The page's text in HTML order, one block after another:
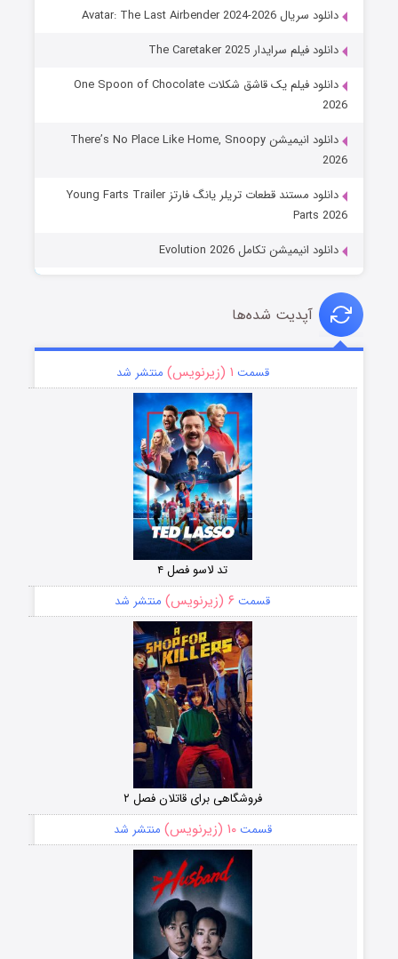
دانلود سریال Avatar: The Last Airbender 2024-2026
دانلود فیلم سرایدار The Caretaker 2025
دانلود فیلم یک قاشق شکلات One Spoon of Chocolate
2026
دانلود انیمیشن There’s No Place Like Home, Snoopy
2026
دانلود مستند قطعات تریلر یانگ فارتز Young Farts Trailer
Parts 2026
دانلود انیمیشن تکامل Evolution 2026
آپدیت شده‌ها
قسمت ۱ (زیرنویس) منتشر شد
تد لاسو فصل ۴
قسمت ۶ (زیرنویس) منتشر شد
فروشگاهی برای قاتلان فصل ۲
قسمت۱۰ (زیرنویس) منتشر شد